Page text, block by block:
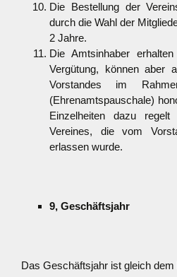
Die Bestellung der
durch die Wahl der
2 Jahre.
Die Amtsinhaber
Vergütung, können aber
Vorstandes im
(Ehrenamtspauschale)
Einzelheiten dazu
Vereines, die vom
erlassen wurde.
9, Geschäftsjahr
Das Geschäftsjahr ist gleich dem